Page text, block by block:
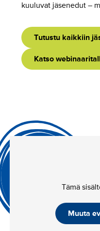
kuuluvat jäsenedut –
Tutustu kaikkiin
Katso
Tämä
Muuta